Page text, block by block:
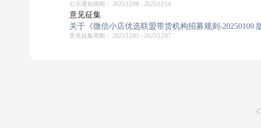
公示通知周期： 2025/12/08 - 2025/12/14
意见征集
关于《微信小店优选联盟带货机构招募规则-20250109
意见征集周期： 2025/12/01 - 2025/12/07